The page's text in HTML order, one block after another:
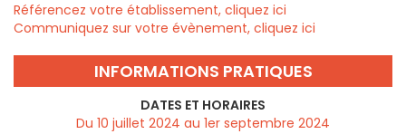
Référencez votre établissement, cliquez ici
Communiquez sur votre évènement, cliquez ici
INFORMATIONS PRATIQUES
DATES ET HORAIRES
Du 10 juillet 2024 au 1er septembre 2024